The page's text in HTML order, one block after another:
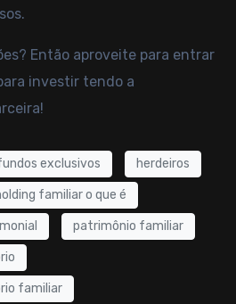
Então aproveite para entrar
investir tendo a
exclusivos herdeiros
familiar o que é
patrimônio familiar
familiar